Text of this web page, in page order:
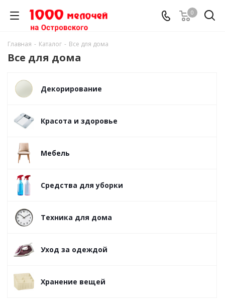
0
Главная - Каталог - Все для дома
Все для дома
Декорирование
Красота и здоровье
Мебель
Средства для уборки
Техника для дома
Уход за одеждой
Хранение вещей